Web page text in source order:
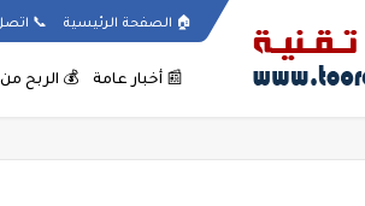
🏠 الصفحة الرئيسية 📞
📰 أخبار عامة 💰 الربح من